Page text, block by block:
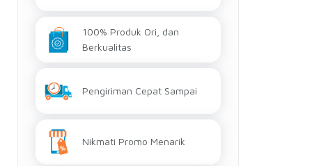
100% Produk Ori, dan
Berkualitas
Pengiriman Cepat Sampai
Nikmati Promo Menarik